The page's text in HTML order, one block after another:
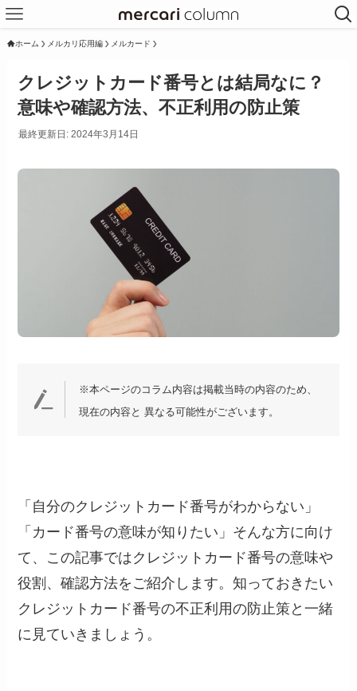
ホーム メルカリ応用編 メルカード
クレジットカード番号とは結局なに？
意味や確認方法、不正利用の防止策
最終更新日: 2024年3月14日
※本ページのコラム内容は掲載当時の内容のため、
現在の内容と 異なる可能性がございます。
「自分のクレジットカード番号がわからない」
「カード番号の意味が知りたい」そんな方に向け
て、この記事ではクレジットカード番号の意味や
役割、確認方法をご紹介します。知っておきたい
クレジットカード番号の不正利用の防止策と一緒
に見ていきましょう。